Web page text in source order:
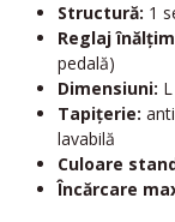
Structură: 1
Reglaj
pedală)
Dimensiuni:
Tapițerie:
lavabilă
Culoare
Încărcare